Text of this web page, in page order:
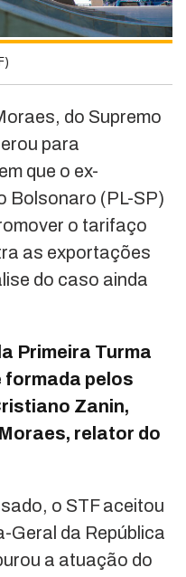
do Supremo
para
que o ex-
Bolsonaro (PL-SP)
o tarifaço
as exportações
do caso ainda
Primeira Turma
formada pelos
Zanin,
relator do
o STF aceitou
Geral da República
a atuação do